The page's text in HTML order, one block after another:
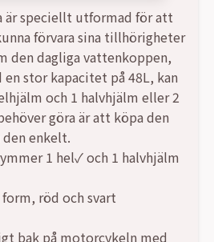
är speciellt utformad för att
förvara sina tillhörigheter
den dagliga vattenkoppen,
stor kapacitet på 48L, kan
och 1 halvhjälm eller 2
göra är att köpa den
den enkelt.
1 hel✓ och 1 halvhjälm
röd och svart
bak på motorcykeln med